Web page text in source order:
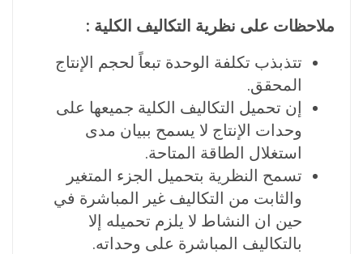
ملاحظات على نظرية التكاليف الكلية :
تتذبذب تكلفة الوحدة تبعاً لحجم الإنتاج
المحقق.
إن تحميل التكاليف الكلية جميعها على
وحدات الإنتاج لا يسمح ببيان مدى
استغلال الطاقة المتاحة.
تسمح النظرية بتحميل الجزء المتغير
والثابت من التكاليف غير المباشرة في
حين ان النشاط لا يلزم تحميله إلا
بالتكاليف المباشرة على وحداته.